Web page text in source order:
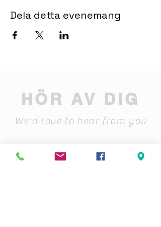
Dela detta evenemang
HÖR AV DIG
We'd love to hear from you